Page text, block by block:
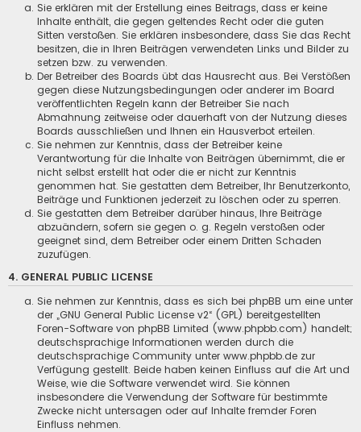
Sie erklären mit der Erstellung eines Beitrags, dass er keine
Inhalte enthält, die gegen geltendes Recht oder die guten
Sitten verstoßen. Sie erklären insbesondere, dass Sie das Recht
besitzen, die in Ihren Beiträgen verwendeten Links und Bilder zu
setzen bzw. zu verwenden.
Der Betreiber des Boards übt das Hausrecht aus. Bei Verstößen
gegen diese Nutzungsbedingungen oder anderer im Board
veröffentlichten Regeln kann der Betreiber Sie nach
Abmahnung zeitweise oder dauerhaft von der Nutzung dieses
Boards ausschließen und Ihnen ein Hausverbot erteilen.
Sie nehmen zur Kenntnis, dass der Betreiber keine
Verantwortung für die Inhalte von Beiträgen übernimmt, die er
nicht selbst erstellt hat oder die er nicht zur Kenntnis
genommen hat. Sie gestatten dem Betreiber, Ihr Benutzerkonto,
Beiträge und Funktionen jederzeit zu löschen oder zu sperren.
Sie gestatten dem Betreiber darüber hinaus, Ihre Beiträge
abzuändern, sofern sie gegen o. g. Regeln verstoßen oder
geeignet sind, dem Betreiber oder einem Dritten Schaden
zuzufügen.
4. GENERAL PUBLIC LICENSE
Sie nehmen zur Kenntnis, dass es sich bei phpBB um eine unter
der „GNU General Public License v2“ (GPL) bereitgestellten
Foren-Software von phpBB Limited (www.phpbb.com) handelt;
deutschsprachige Informationen werden durch die
deutschsprachige Community unter www.phpbb.de zur
Verfügung gestellt. Beide haben keinen Einfluss auf die Art und
Weise, wie die Software verwendet wird. Sie können
insbesondere die Verwendung der Software für bestimmte
Zwecke nicht untersagen oder auf Inhalte fremder Foren
Einfluss nehmen.